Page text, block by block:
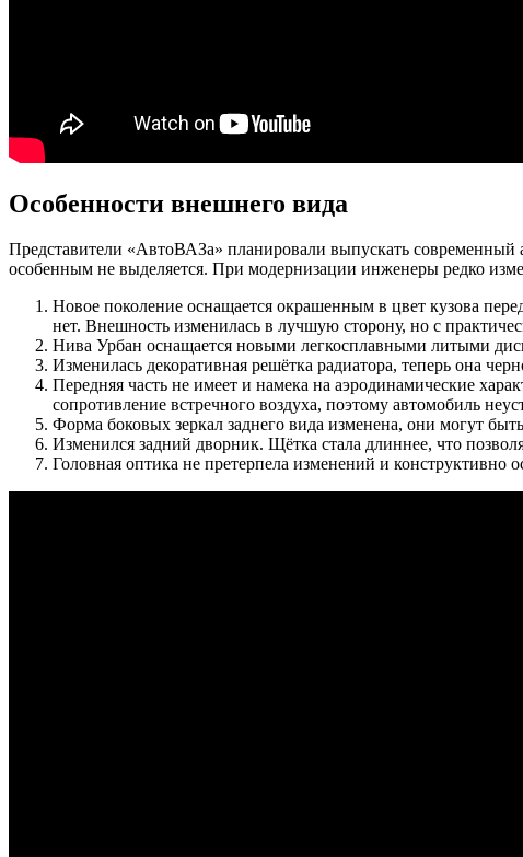
Особенности внешнего вида
Представители «АвтоВАЗа» планировали выпускать
особенным не выделяется. При модернизации инженеры редко
Новое поколение оснащается окрашенным в цвет кузова
нет. Внешность изменилась в лучшую сторону, но с
Нива Урбан оснащается новыми легкосплавными литыми
Изменилась декоративная решётка радиатора, теперь она
Передняя часть не имеет и намека на аэродинамические
сопротивление встречного воздуха, поэтому автомобиль
Форма боковых зеркал заднего вида изменена, они могут
Изменился задний дворник. Щётка стала длиннее, что
Головная оптика не претерпела изменений и